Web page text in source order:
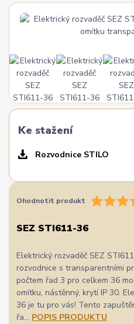
Ke stažení
Rozvodnice STILO
Ohodnotit produkt
SEZ STI611-36
Elektrický rozvaděč SEZ
rozvodnice s transparentními
počtem řad 3 pro celkem 36
omítku, nástěnný, krytí IP 30.
36 je tu pro vás! Tento
řa... POPIS PRODUKTU